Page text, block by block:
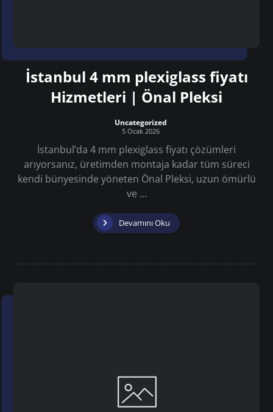
İstanbul 4 mm plexiglass fiyatı
Hizmetleri | Önal Pleksi
Uncategorized
5 Ocak 2026
İstanbul’da 4 mm plexiglass fiyatı çözümleri
arıyorsanız, üretimden montaja kadar tüm süreci
kendi bünyesinde yöneten Önal Pleksi, uzun ömürlü
ve ...
Devamını Oku